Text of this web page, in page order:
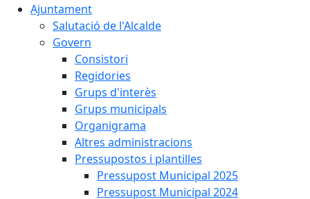
Ajuntament
Salutació de l'Alcalde
Govern
Consistori
Regidories
Grups d'interès
Grups municipals
Organigrama
Altres administracions
Pressupostos i plantilles
Pressupost Municipal 2025
Pressupost Municipal 2024